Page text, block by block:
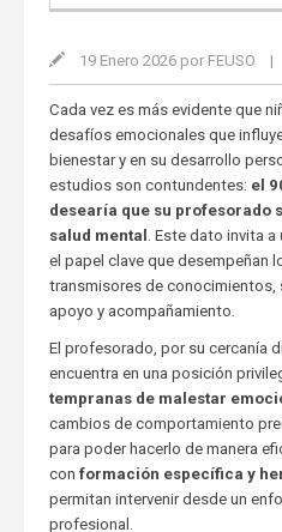
19 Enero 2026 por FEUSO |
Cada vez es más evidente que
desafíos emocionales que
bienestar y en su desarrollo
estudios son contundentes: el
desearía que su profesorado
salud mental . Este dato invita
el papel clave que desempeñan
transmisores de
apoyo y acompañamiento.
El profesorado, por su cercanía
encuentra en una posición
tempranas de malestar
cambios de comportamiento
para poder hacerlo de manera
con formación específica y
permitan intervenir desde un
profesional.